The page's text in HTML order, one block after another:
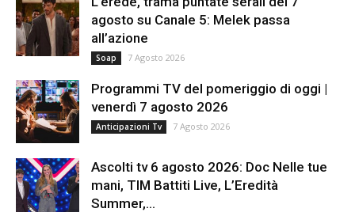
agosto su Canale 5: Melek passa
all’azione
Soap 7 Agosto 2026
Programmi TV del pomeriggio di oggi |
venerdì 7 agosto 2026
Anticipazioni Tv 7 Agosto 2026
Ascolti tv 6 agosto 2026: Doc Nelle tue
mani, TIM Battiti Live, L’Eredità
Summer,...